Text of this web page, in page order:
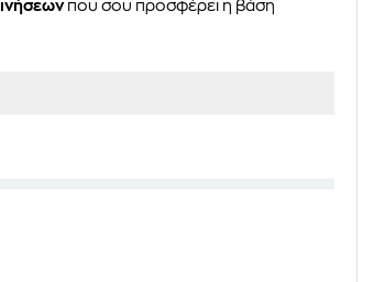
που σου προσφέρει η βάση